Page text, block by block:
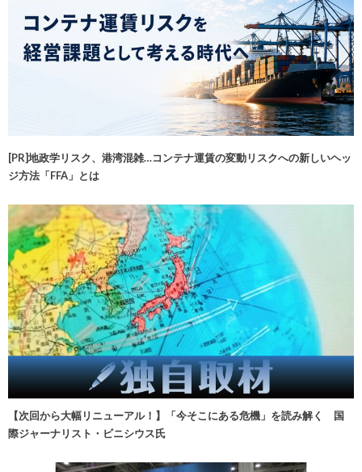
[PR]地政学リスク、港湾混雑…コンテナ運賃の変動リスクへの新しいヘッ
ジ方法「FFA」とは
【次回から大幅リニューアル！】「今そこにある危機」を読み解く 国
際ジャーナリスト・ビニシウス氏